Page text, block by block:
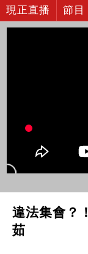
現正直播 節目
違法集會？
茹